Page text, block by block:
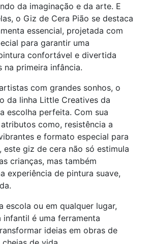
da imaginação e da arte. E
o Giz de Cera Pião se destaca
essencial, projetada com
para garantir uma
confortável e divertida
na primeira infância.
com grandes sonhos, o
da linha Little Creatives da
escolha perfeita. Com sua
como, resistência a
e formato especial para
este giz de cera não só estimula
crianças, mas também
experiência de pintura suave,
escola ou em qualquer lugar,
é uma ferramenta
ideias em obras de